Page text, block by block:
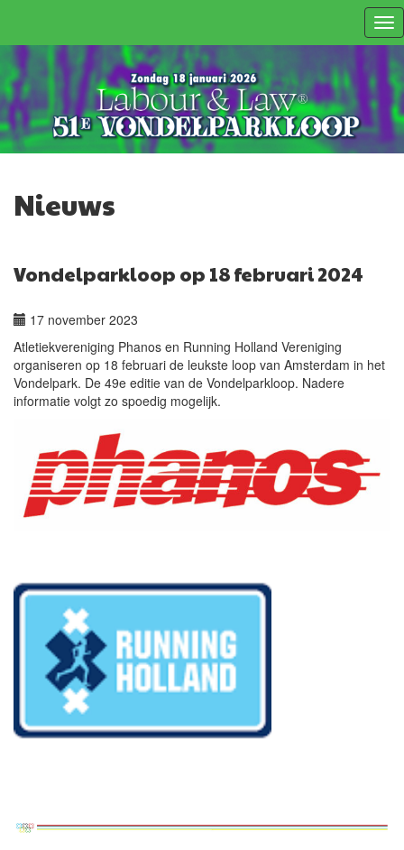
Nieuws
Vondelparkloop op 18 februari 2024
17 november 2023
Atletiekvereniging Phanos en Running Holland Vereniging
organiseren op 18 februari de leukste loop van Amsterdam in het
Vondelpark. De 49e editie van de Vondelparkloop. Nadere
informatie volgt zo spoedig mogelijk.